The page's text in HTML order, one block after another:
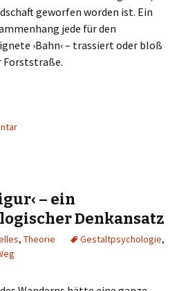
geworfen worden ist. Ein
jede für den
›Bahn‹ – trassiert oder bloß
Forststraße.
– ein
Denkansatz
, Theorie Gestaltpsychologie,